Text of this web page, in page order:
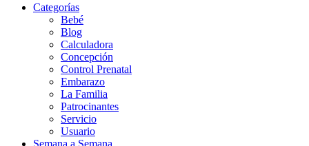
Categorías
Bebé
Blog
Calculadora
Concepción
Control Prenatal
Embarazo
La Familia
Patrocinantes
Servicio
Usuario
Semana a Semana